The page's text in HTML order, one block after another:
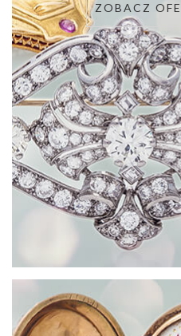
ZOBACZ